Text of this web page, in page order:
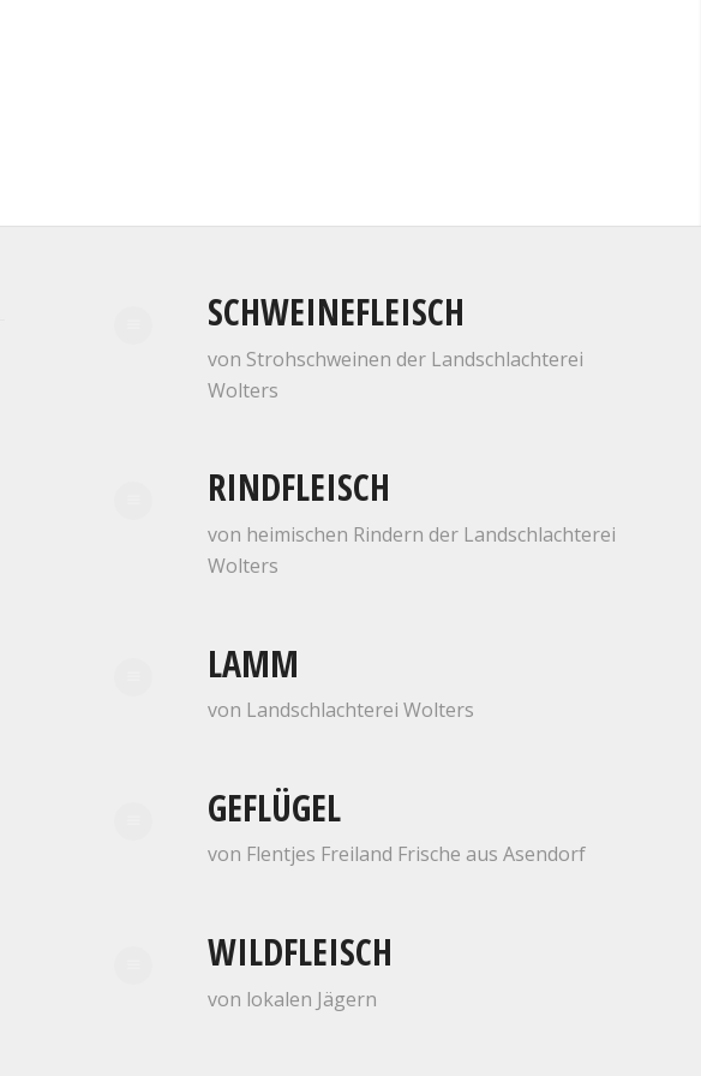
SCHWEINEFLEISCH
von Strohschweinen der Landschlachterei
Wolters
RINDFLEISCH
von heimischen Rindern der Landschlachterei
Wolters
LAMM
von Landschlachterei Wolters
GEFLÜGEL
von Flentjes Freiland Frische aus Asendorf
WILDFLEISCH
von lokalen Jägern